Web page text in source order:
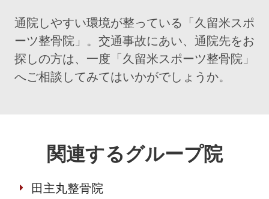
通院しやすい環境が整っている「久留米スポ
ーツ整骨院」。交通事故にあい、通院先をお
探しの方は、一度「久留米スポーツ整骨院」
へご相談してみてはいかがでしょうか。
関連するグループ院
田主丸整骨院